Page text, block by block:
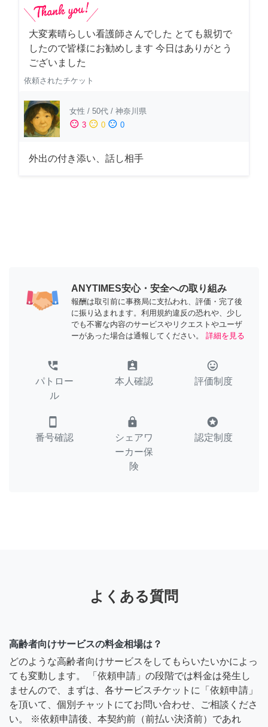
大変素晴らしい看護師さんでした とても親切で
したので皆様にお勧めします 今日はありがとう
ございました
依頼されたチケット
女性 / 50代 / 神奈川県
sentiment_satisfied 3 sentiment_neutral 0 sentiment_dissatisfied 0
外出の付き添い、話し相手
ANYTIMES安心・安全への取り組み
報酬は取引前に事務局に支払われ、評価・完了後
に振り込まれます。利用規約違反の恐れや、少し
でも不審な内容のサービスやリクエストやユーザ
ーがあった場合は通報してください。
詳細を見る
perm_phone_msg
パトロー
ル
assignment_ind
本人確認
tag_faces
評価制度
smartphone
番号確認
lock
シェアワ
ーカー保
険
stars
認定制度
よくある質問
高齢者向けサービスの料金相場は？
どのような高齢者向けサービスをしてもらいたいかによっ
ても変動します。 「依頼申請」の段階では料金は発生し
ませんので、まずは、各サービスチケットに「依頼申請」
を頂いて、個別チャットにてお問い合わせ、ご相談くださ
い。 ※依頼申請後、本契約前（前払い決済前）であれ